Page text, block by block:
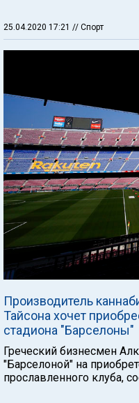
25.04.2020 17:21 // Спорт
Производитель
Тайсона хочет
стадиона "Барселоны"
Греческий бизнесмен
"Барселоной" на
прославленного клуба,